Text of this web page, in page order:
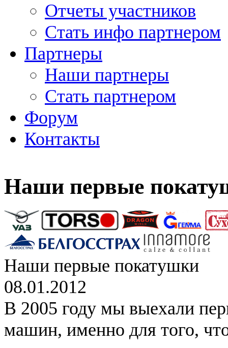
Отчеты участников
Стать инфо партнером
Партнеры
Наши партнеры
Стать партнером
Форум
Контакты
Наши первые
Наши первые покатушки
08.01.2012
В 2005 году мы выехали
машин, именно для того,